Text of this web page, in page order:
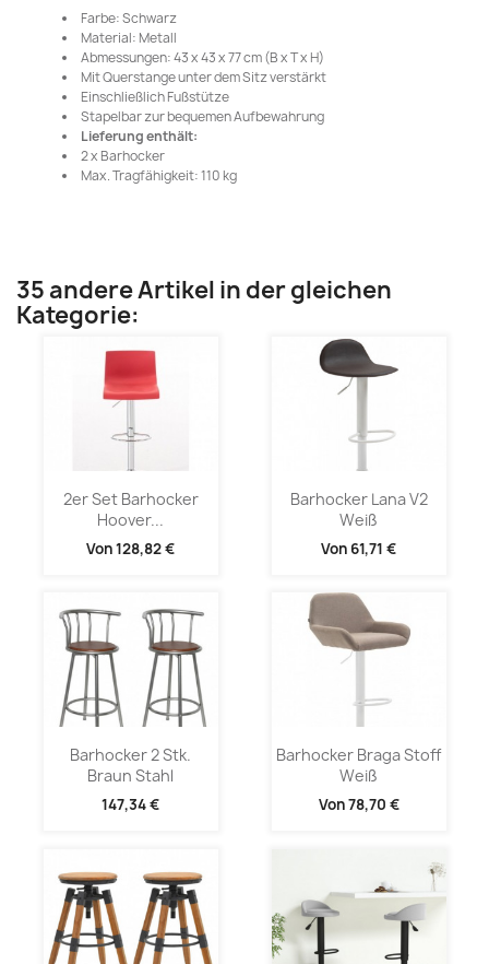
Farbe: Schwarz
Material: Metall
Abmessungen: 43 x 43 x 77 cm (B x T x H)
Mit Querstange unter dem Sitz verstärkt
Einschließlich Fußstütze
Stapelbar zur bequemen Aufbewahrung
Lieferung enthält:
2 x Barhocker
Max. Tragfähigkeit: 110 kg
35 andere Artikel in der gleichen
Kategorie:
2er Set Barhocker
Hoover...
Von128,82 €
Barhocker Lana V2
Weiß
Von 61,71 €
Barhocker 2 Stk.
Braun Stahl
147,34 €
Barhocker Braga Stoff
Weiß
Von78,70 €